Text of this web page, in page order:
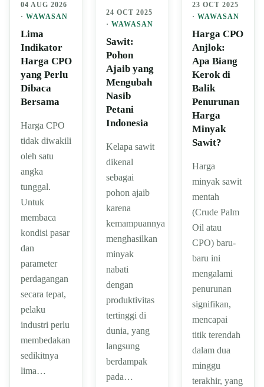
04 AUG 2026
· WAWASAN
Lima
Indikator
Harga CPO
yang Perlu
Dibaca
Bersama
Harga CPO
tidak diwakili
oleh satu
angka
tunggal.
Untuk
membaca
kondisi pasar
dan
parameter
perdagangan
secara tepat,
pelaku
industri perlu
membedakan
sedikitnya
lima…
24 OCT 2025
·WAWASAN
Sawit:
Pohon
Ajaib yang
Mengubah
Nasib
Petani
Indonesia
Kelapa sawit
dikenal
sebagai
pohon ajaib
karena
kemampuannya
menghasilkan
minyak
nabati
dengan
produktivitas
tertinggi di
dunia, yang
langsung
berdampak
pada…
23 OCT 2025
· WAWASAN
Harga CPO
Anjlok:
Apa Biang
Kerok di
Balik
Penurunan
Harga
Minyak
Sawit?
Harga
minyak sawit
mentah
(Crude Palm
Oil atau
CPO) baru-
baru ini
mengalami
penurunan
signifikan,
mencapai
titik terendah
dalam dua
minggu
terakhir, yang